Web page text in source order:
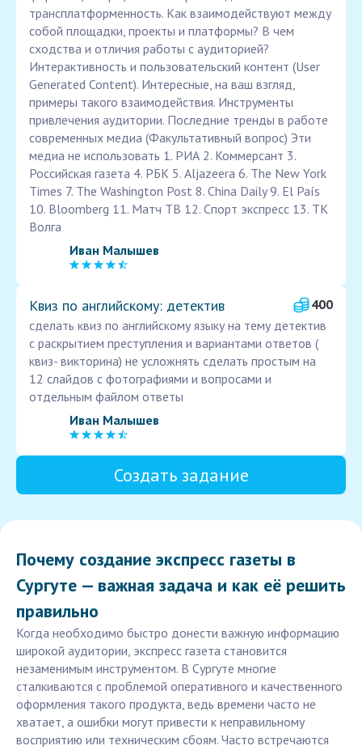
трансплатформенность. Как взаимодействуют между
собой площадки, проекты и платформы? В чем
сходства и отличия работы с аудиторией?
Интерактивность и пользовательский контент (User
Generated Content). Интересные, на ваш взгляд,
примеры такого взаимодействия. Инструменты
привлечения аудитории. Последние тренды в работе
современных медиа (Факультативный вопрос) Эти
медиа не использовать 1. РИА 2. Коммерсант 3.
Российская газета 4. РБК 5. Aljazeera 6. The New York
Times 7. The Washington Post 8. China Daily 9. El País
10. Bloomberg 11. Матч ТВ 12. Спорт экспресс 13. ТК
Волга
Иван Малышев
Квиз по английскому: детектив
400
сделать квиз по английскому языку на тему детектив
с раскрытием преступления и вариантами ответов (
квиз- викторина) не усложнять сделать простым на
12 слайдов с фотографиями и вопросами и
отдельным файлом ответы
Иван Малышев
Создать задание
Почему создание экспресс газеты в
Сургуте — важная задача и как её решить
правильно
Когда необходимо быстро донести важную информацию
широкой аудитории, экспресс газета становится
незаменимым инструментом. В Сургуте многие
сталкиваются с проблемой оперативного и качественного
оформления такого продукта, ведь времени часто не
хватает, а ошибки могут привести к неправильному
восприятию или техническим сбоям. Часто встречаются